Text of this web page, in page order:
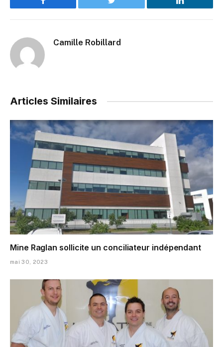
Facebook Twitter LinkedIn
Camille Robillard
Articles Similaires
Mine Raglan sollicite un conciliateur indépendant
mai 30, 2023